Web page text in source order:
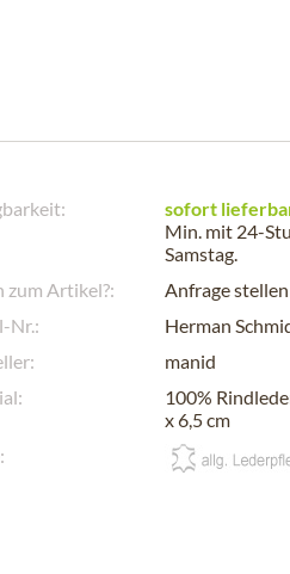
sofort
Min. mit 24-
Samstag.
zum Artikel?:
Anfrage stellen
Nr.:
Herman
manid
100%
x 6,5 cm